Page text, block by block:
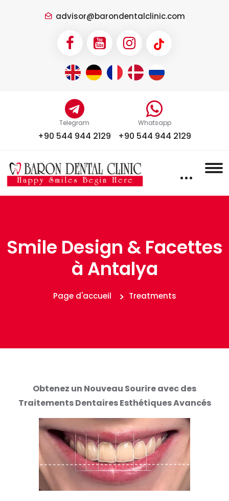
advisor@barondentalclinic.com
Telegram
+90 544 944 2129
Whatsapp
+90 544 944 2129
Smile Design & Facettes
à Antalya
Page d'accueil Treatments
Obtenez un Nouveau Sourire avec des
Traitements Dentaires Esthétiques Avancés